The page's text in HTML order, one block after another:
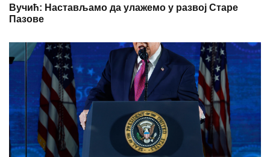
Вучић: Настављамо да улажемо у развој Старе
Пазове